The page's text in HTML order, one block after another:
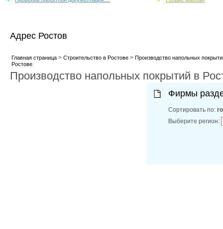
Адрес Ростов
Главная страница> Строительство в Ростове> Производство напольных
Ростове
Производство напольных покрытий в
Фирмы
Сортировать по:
Выберите регион: